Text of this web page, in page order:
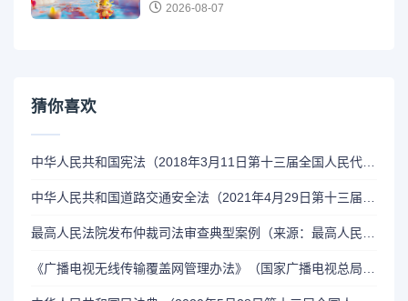
法发〔2024〕534号）
2026-08-07
猜你喜欢